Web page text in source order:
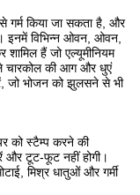
गर्म किया जा सकता है, और
इनमें विभिन्न ओवन, ओवन,
हैं जो एल्यूमीनियम
चारकोल की आग और धुएं
जो भोजन को झुलसने से भी
को स्टैम्प करने की
और टूट-फूट नहीं होगी।
मिश्र धातुओं और गर्मी